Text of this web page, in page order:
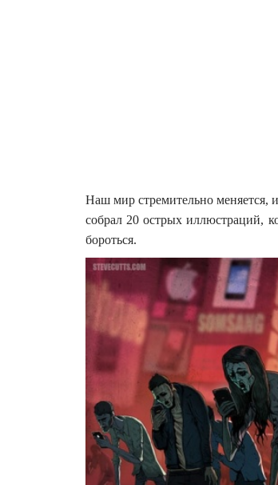
Наш мир стремительно меняется,
собрал 20 острых иллюстраций,
бороться.